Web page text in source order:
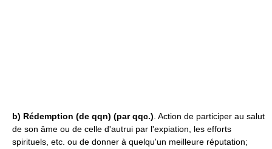
b) Rédemption (de qqn) (par qqc.) . Action de participer au salut
de son âme ou de celle d'autrui par l'expiation, les efforts
spirituels, etc. ou de donner à quelqu'un meilleure réputation;